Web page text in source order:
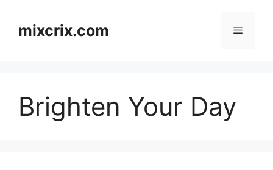
contentmixcrix.com Menu
Brighten Your Day